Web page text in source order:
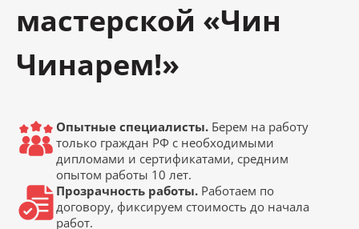
мастерской «Чин
Чинарем!»
Опытные специалисты. Берем на работу
только граждан РФ с необходимыми
дипломами и сертификатами, средним
опытом работы 10 лет.
Прозрачность работы. Работаем по
договору, фиксируем стоимость до начала
работ.